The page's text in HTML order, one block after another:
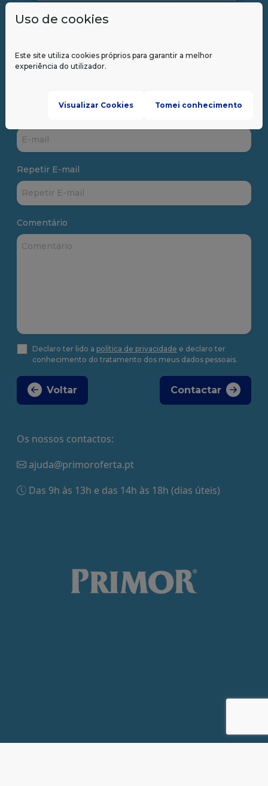
Nome
Repetir E-mail
Comentário
Declaro ter lido a política de privacidade e declaro ter
conhecimento do tratamento dos meus dados pessoais.
Voltar Contactar
Os nossos contactos:
ajuda@primoroferta.pt
Das 9h às 13h e das 14h às 18h (dias úteis)
Uso de cookies
Este site utiliza cookies próprios para garantir a melhor
experiência do utilizador.
Visualizar Cookies Tomei conhecimento